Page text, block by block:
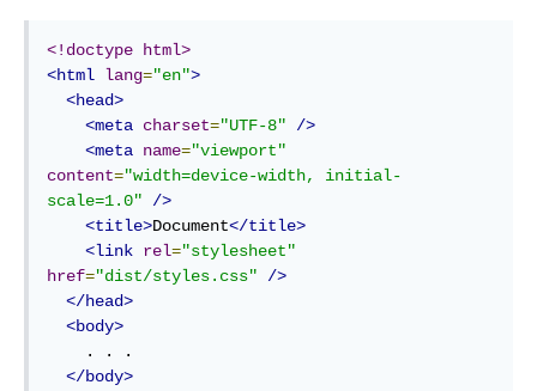
<!doctype html>
<html lang="en">
<head>
<meta charset="UTF-8"
/>
<meta name="viewport"
content="width=device-width, initial-
scale=1.0"
/>
<title>Document</title>
<link rel="stylesheet"
href="dist/styles.css"
/>
</head>
<body>
</body>